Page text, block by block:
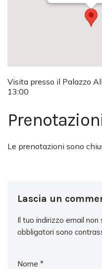
Visita presso il Palazzo
13:00
Le prenotazioni sono
Lascia un
Il tuo indirizzo email non
obbligatori sono
Nome *